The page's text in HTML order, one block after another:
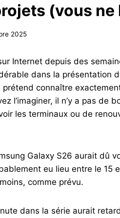
(vous ne
2025
Internet depuis des
dans la présentation
connaître
l’imaginer, il n’y a pas de
les terminaux ou de
Galaxy S26 aurait dû
eu lieu entre le 15
comme prévu.
dans la série aurait